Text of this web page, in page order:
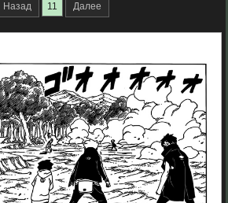
Назад 11 Далее